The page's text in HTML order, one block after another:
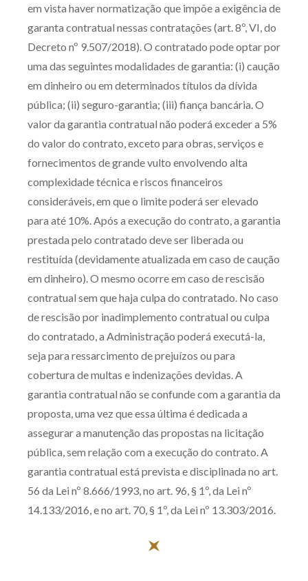
em vista haver normatização que impõe a exigência de
garanta contratual nessas contratações (art. 8º, VI, do
Decreto nº 9.507/2018). O contratado pode optar por
uma das seguintes modalidades de garantia: (i) caução
em dinheiro ou em determinados títulos da dívida
pública; (ii) seguro-garantia; (iii) fiança bancária. O
valor da garantia contratual não poderá exceder a 5%
do valor do contrato, exceto para obras, serviços e
fornecimentos de grande vulto envolvendo alta
complexidade técnica e riscos financeiros
consideráveis, em que o limite poderá ser elevado
para até 10%. Após a execução do contrato, a garantia
prestada pelo contratado deve ser liberada ou
restituída (devidamente atualizada em caso de caução
em dinheiro). O mesmo ocorre em caso de rescisão
contratual sem que haja culpa do contratado. No caso
de rescisão por inadimplemento contratual ou culpa
do contratado, a Administração poderá executá-la,
seja para ressarcimento de prejuízos ou para
cobertura de multas e indenizações devidas. A
garantia contratual não se confunde com a garantia da
proposta, uma vez que essa última é dedicada a
assegurar a manutenção das propostas na licitação
pública, sem relação com a execução do contrato. A
garantia contratual está prevista e disciplinada no art.
56 da Lei nº 8.666/1993, no art. 96, § 1º, da Lei nº
14.133/2016, e no art. 70, § 1º, da Lei nº 13.303/2016.